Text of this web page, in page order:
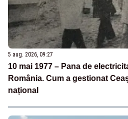
5 aug. 2026, 09:27
10 mai 1977 – Pana de
România. Cum a gestionat
național